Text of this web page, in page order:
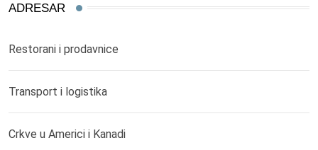
ADRESAR
Restorani i prodavnice
Transport i logistika
Crkve u Americi i Kanadi